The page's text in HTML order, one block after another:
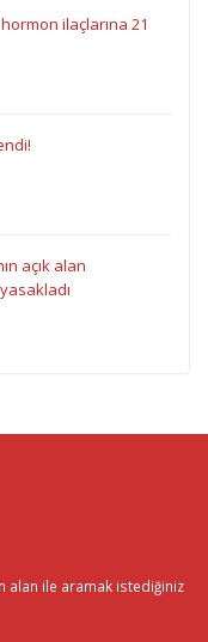
hormon ilaçlarına 21
açık alan
alan ile aramak istediğiniz